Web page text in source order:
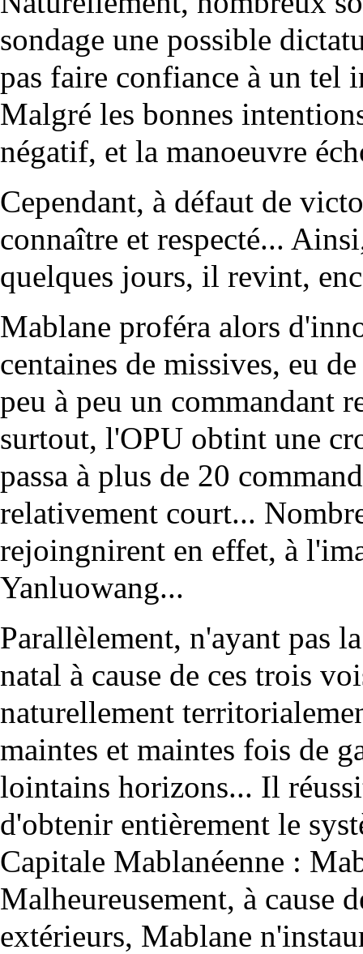
sondage une possible
pas faire confiance à un tel
Malgré les bonnes
négatif, et la manoeuvre
Cependant, à défaut de
connaître et respecté...
quelques jours, il revint,
Mablane proféra alors
centaines de missives, eu
peu à peu un commandant
surtout, l'OPU obtint une
passa à plus de 20
relativement court...
rejoingnirent en effet, à
Yanluowang...
Parallèlement, n'ayant pas
natal à cause de ces trois
naturellement
maintes et maintes fois de
lointains horizons... Il
d'obtenir entièrement le
Capitale Mablanéenne :
Malheureusement, à cause
extérieurs, Mablane